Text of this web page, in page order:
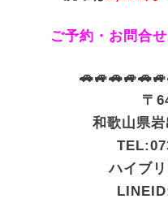
ご予約・お問合
〒
和歌山県
ハイブ